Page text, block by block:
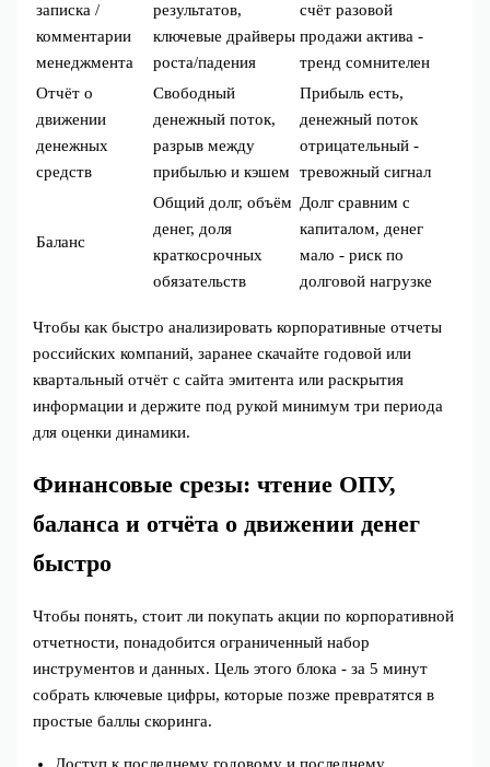
записка /
комментарии
менеджмента
результатов,
ключевые драйверы
роста/падения
счёт разовой
продажи актива -
тренд сомнителен
Отчёт о
движении
денежных
средств
Свободный
денежный поток,
разрыв между
прибылью и кэшем
Прибыль есть,
денежный поток
отрицательный -
тревожный сигнал
Баланс
Общий долг, объём
денег, доля
краткосрочных
обязательств
Долг сравним с
капиталом, денег
мало - риск по
долговой нагрузке
Чтобы как быстро анализировать корпоративные отчеты
российских компаний, заранее скачайте годовой или
квартальный отчёт с сайта эмитента или раскрытия
информации и держите под рукой минимум три периода
для оценки динамики.
Финансовые срезы: чтение ОПУ,
баланса и отчёта о движении денег
быстро
Чтобы понять, стоит ли покупать акции по корпоративной
отчетности, понадобится ограниченный набор
инструментов и данных. Цель этого блока - за 5 минут
собрать ключевые цифры, которые позже превратятся в
простые баллы скоринга.
Доступ к последнему годовому и последнему